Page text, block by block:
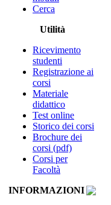
Cerca
Utilità
Ricevimento
studenti
Registrazione ai
corsi
Materiale
didattico
Test online
Storico dei corsi
Brochure dei
corsi (pdf)
Corsi per
Facoltà
INFORMAZIONI